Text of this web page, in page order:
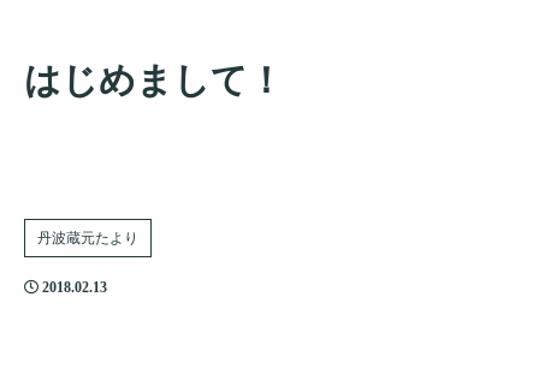
はじめまして！
丹波蔵元たより
2018.02.13